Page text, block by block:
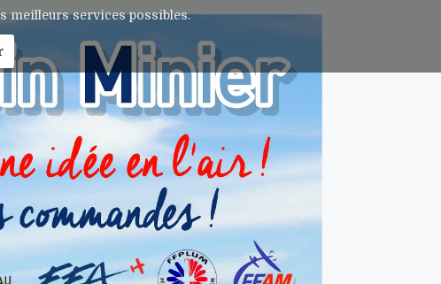
meilleurs services possibles.